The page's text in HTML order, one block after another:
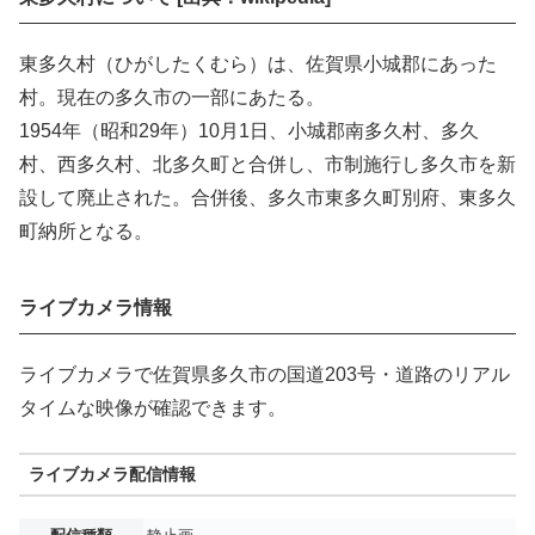
東多久村（ひがしたくむら）は、佐賀県小城郡にあった
村。現在の多久市の一部にあたる。
1954年（昭和29年）10月1日、小城郡南多久村、多久
村、西多久村、北多久町と合併し、市制施行し多久市を新
設して廃止された。合併後、多久市東多久町別府、東多久
町納所となる。
ライブカメラ情報
ライブカメラで佐賀県多久市の国道203号・道路のリアル
タイムな映像が確認できます。
ライブカメラ配信情報